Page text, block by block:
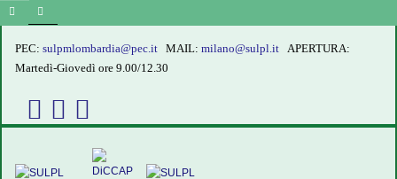
PEC: sulpmlombardia@pec.it MAIL: milano@sulpl.it APERTURA:
Martedì-Giovedì ore 9.00/12.30